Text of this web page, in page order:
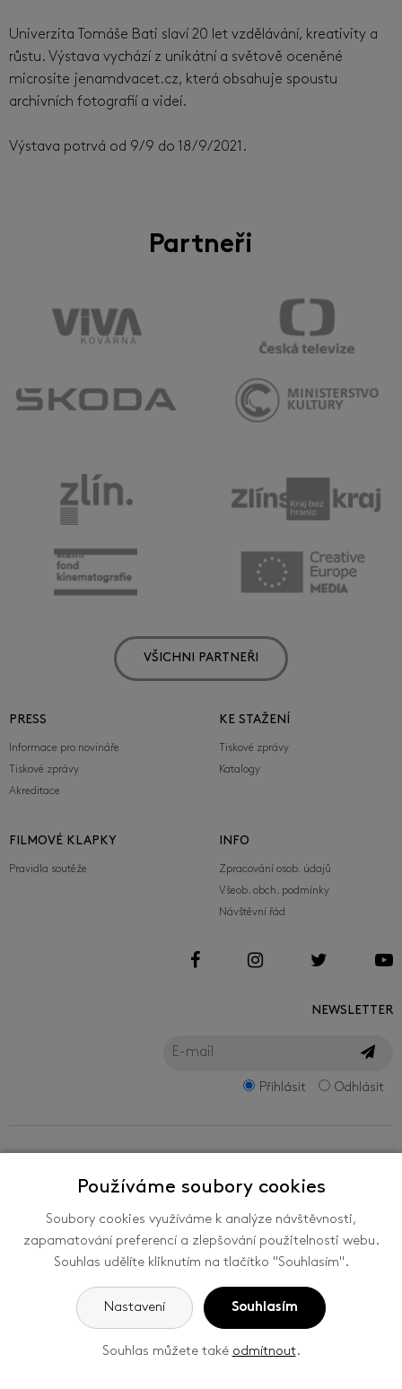
Univerzita Tomáše Bati slaví 20 let vzdělávání, kreativity a
růstu. Výstava vychází z unikátní a světově oceněné
microsite jenamdvacet.cz, která obsahuje spoustu
archivních fotografií a videí.
Výstava potrvá od 9/9 do 18/9/2021.
Partneři
VŠICHNI PARTNEŘI
PRESS
Informace pro novináře
Tiskové zprávy
Akreditace
KE STAŽENÍ
Tiskové zprávy
Katalogy
FILMOVÉ KLAPKY
Pravidla soutěže
INFO
Zpracování osob. údajů
Všeob. obch. podmínky
Návštěvní řád
NEWSLETTER
Přihlásit Odhlásit
Zlín Film Festival - mezinárodní festival filmů
pro děti a mládež ve Zlíně je organizován
společností FILMFEST, s. r. o., se sídlem
Filmová 174, 760 01 Zlín, ČR. -
Nastavení
Používáme soubory cookies
Soubory cookies využíváme k analýze návštěvnosti,
zapamatování preferencí a zlepšování použitelnosti webu.
Souhlas udělíte kliknutím na tlačítko "Souhlasím".
Nastavení Souhlasím
Souhlas můžete také odmítnout.